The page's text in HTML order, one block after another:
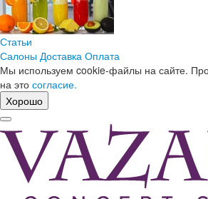
Статьи
Салоны Доставка Оплата
Мы используем cookie-файлы на сайте.
на это согласие.
Хорошо